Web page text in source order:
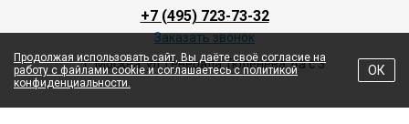
+7 (495) 723-73-32
Заказать звонок
г. Москва, ул. Генерала Тюленева, 4а с 3
Продолжая использовать сайт, Вы даёте своё согласие на
работу с файлами cookie и соглашаетесь с политикой
конфиденциальности.
ОК